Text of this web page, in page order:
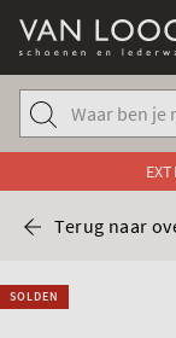
Terug naar
SOLDEN